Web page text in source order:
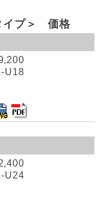
イプ＞ 価格
U18
U24